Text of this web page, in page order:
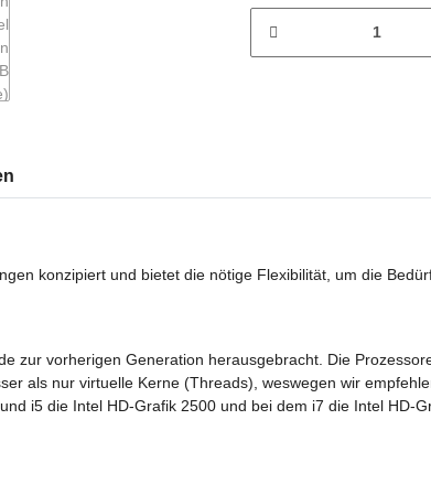
konzipiert und bietet die nötige Flexibilität, um die
zur vorherigen Generation herausgebracht. Die
als nur virtuelle Kerne (Threads), weswegen wir
i5 die Intel HD-Grafik 2500 und bei dem i7 die Intel HD-